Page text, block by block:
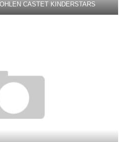
CASTET KINDERSTARS